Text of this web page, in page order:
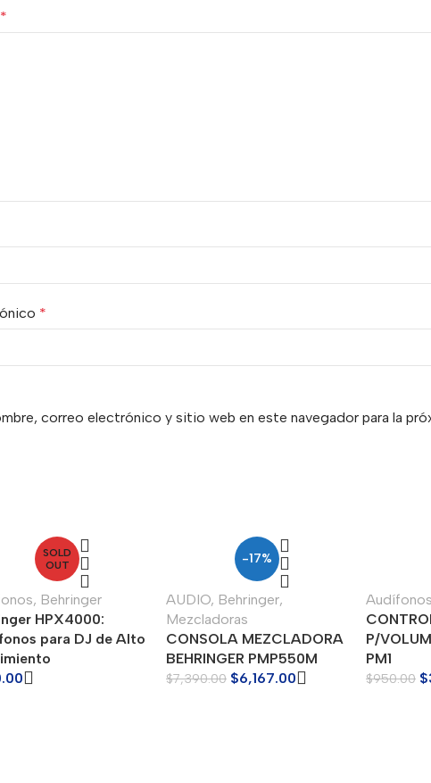
*
*
correo electrónico y sitio web en este navegador para la
SOLD
OUT
, Behringer
HPX4000:
para DJ de Alto
-17%
AUDIO, Behringer,
Mezcladoras
CONSOLA MEZCLADORA
BEHRINGER PMP550M
$7,390.00 $6,167.00
Audífonos
P/
PM1
$950.00 $